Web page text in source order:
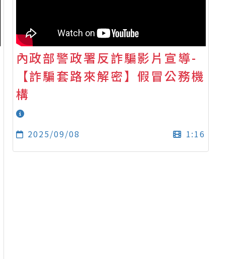
內政部警政署反詐騙影片宣導-
【詐騙套路來解密】假冒公務機
構
2025/09/08 1:16